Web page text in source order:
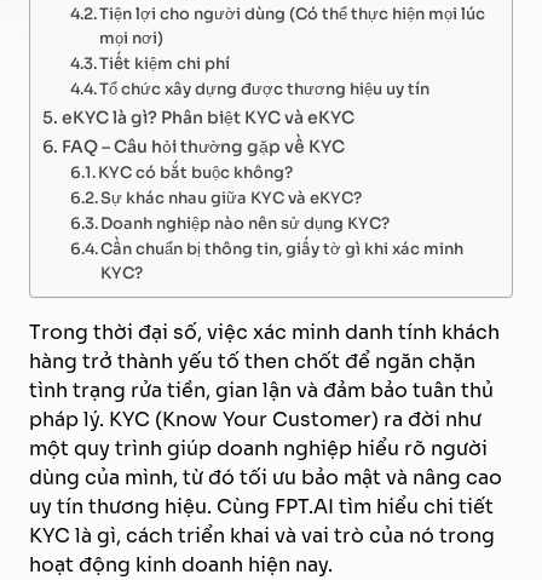
Tiện lợi cho người dùng (Có thể thực hiện mọi lúc
mọi nơi)
Tiết kiệm chi phí
Tổ chức xây dựng được thương hiệu uy tín
eKYC là gì? Phân biệt KYC và eKYC
FAQ – Câu hỏi thường gặp về KYC
KYC có bắt buộc không?
Sự khác nhau giữa KYC và eKYC?
Doanh nghiệp nào nên sử dụng KYC?
Cần chuẩn bị thông tin, giấy tờ gì khi xác minh
KYC?
Trong thời đại số, việc xác minh danh tính khách
hàng trở thành yếu tố then chốt để ngăn chặn
tình trạng rửa tiền, gian lận và đảm bảo tuân thủ
pháp lý. KYC (Know Your Customer) ra đời như
một quy trình giúp doanh nghiệp hiểu rõ người
dùng của mình, từ đó tối ưu bảo mật và nâng cao
uy tín thương hiệu. Cùng FPT.AI tìm hiểu chi tiết
KYC là gì, cách triển khai và vai trò của nó trong
hoạt động kinh doanh hiện nay.